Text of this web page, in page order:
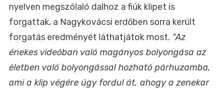
nyelven megszólaló dalhoz a fiúk klipet is
forgattak, a Nagykovácsi erdőben sorra került
forgatás eredményét láthatjátok most. "Az
énekes videóban való magányos bolyongása az
életben való bolyongással hozható párhuzamba,
ami a klip végére úgy fordul át, ahogy a zenekar